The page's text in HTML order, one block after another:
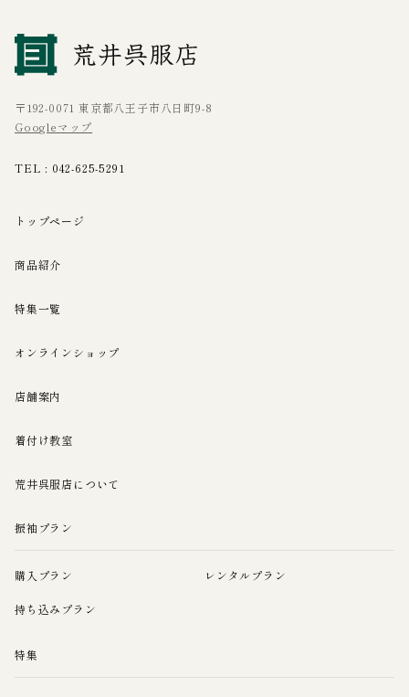
〒192-0071 東京都八王子市八日町9-8
Googleマップ
TEL : 042-625-5291
トップページ
商品紹介
特集一覧
オンラインショップ
店舗案内
着付け教室
荒井呉服店について
振袖プラン
購入プラン レンタルプラン
持ち込みプラン
特集